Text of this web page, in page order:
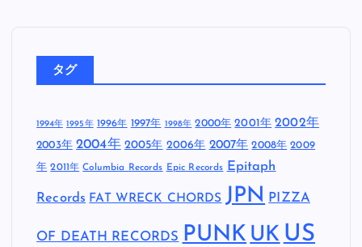
タグ
1994年 1995年 1996年 1997年 1998年 2000年 2001年 2002年
2003年 2004年 2005年 2006年 2007年 2008年 2009
年 2011年 Columbia Records Epic Records Epitaph
Records FAT WRECK CHORDS JPN PIZZA
OF DEATH RECORDS PUNK UK US